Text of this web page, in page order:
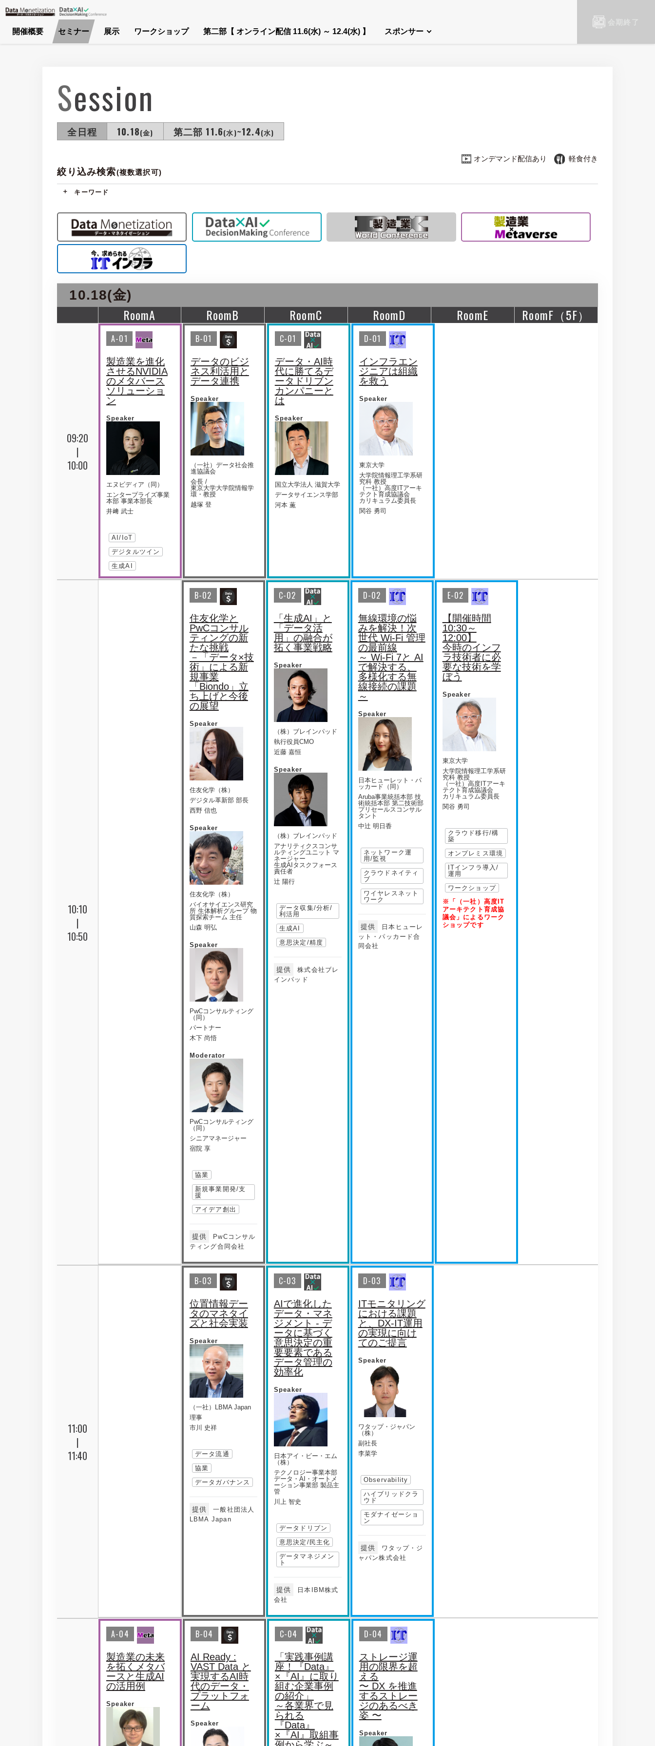
開催概要
セミナー 展示 ワークショップ 第二部【 オンライン配信 11.6(水) ～ 12.4(水) 】 スポンサー
Session
全日程 10.18(金) 第二部 11.6(水)~12.4(水)
オンデマンド配信あり 軽食付き
絞り込み検索(複数選択可)
キーワード
10.18(金)
RoomA RoomB RoomC RoomD RoomE RoomF（5F）
09:20
|
10:00
A-01
製造業を進化
させるNVIDIA
のメタバース
ソリューショ
ン
Speaker
エヌビディア（同）
エンタープライズ事業
本部 事業本部長
井﨑 武士
AI/IoT
デジタルツイン
生成AI
B-01
データのビジ
ネス利活用と
データ連携
Speaker
（一社）データ社会推
進協議会
会長 /
東京大学大学院情報学
環・教授
越塚 登
C-01
データ・AI時
代に勝てるデ
ータドリブン
カンパニーと
は
Speaker
国⽴⼤学法⼈ 滋賀⼤学
データサイエンス学部
河本 薫
D-01
インフラエン
ジニアは組織
を救う
Speaker
東京大学
大学院情報理工学系研
究科 教授
（一社）高度ITアーキ
テクト育成協議会
カリキュラム委員長
関谷 勇司
10:10
|
10:50
B-02
住友化学と
PwCコンサル
ティングの新
たな挑戦
－「データ×技
術」による新
規事業
「Biondo」立
ち上げと今後
の展望
Speaker
住友化学（株）
デジタル革新部 部長
西野 信也
Speaker
住友化学（株）
バイオサイエンス研究
所 生体解析グループ 物
質探索チーム 主任
山森 明弘
Speaker
PwCコンサルティング
（同）
パートナー
木下 尚悟
Moderator
PwCコンサルティング
（同）
シニアマネージャー
宿院 享
協業
新規事業開発/支
援
アイデア創出
提供
PwCコンサル
ティング合同会社
C-02
「生成AI」と
「データ活
用」の融合が
拓く事業戦略
Speaker
（株）ブレインパッド
執行役員CMO
近藤 嘉恒
Speaker
（株）ブレインパッド
アナリティクスコンサ
ルティングユニット マ
ネージャー
生成AIタスクフォース
責任者
辻 陽行
データ収集/分析/
利活用
生成AI
意思決定/精度
提供
株式会社ブレ
インパッド
D-02
無線環境の悩
みを解決！次
世代 Wi-Fi 管理
の最前線
～ Wi-Fi 7と AI
で解決する、
多様化する無
線接続の課題
～
Speaker
日本ヒューレット・パ
ッカード（同）
Aruba事業統括本部 技
術統括本部 第二技術部
プリセールスコンサル
タント
中辻 明日香
ネットワーク運
用/監視
クラウドネイティ
ブ
ワイヤレスネット
ワーク
提供
日本ヒューレ
ット・パッカード合
同会社
E-02
【開催時間
10:30～
12:00】
今時のインフ
ラ技術者に必
要な技術を学
ぼう
Speaker
東京大学
大学院情報理工学系研
究科 教授
（一社）高度ITアーキ
テクト育成協議会
カリキュラム委員長
関谷 勇司
クラウド移行/構
築
オンプレミス環境
ITインフラ導入/
運用
ワークショップ
※「（一社）高度IT
アーキテクト育成協
議会」によるワーク
ショップです
11:00
|
11:40
B-03
位置情報デー
タのマネタイ
ズと社会実装
Speaker
（一社）LBMA Japan
理事
市川 史祥
データ流通
協業
データガバナンス
提供
一般社団法人
LBMA Japan
C-03
AIで進化した
データ・マネ
ジメント - デ
ータに基づく
意思決定の重
要要素である
データ管理の
効率化
Speaker
日本アイ・ビー・エム
（株）
テクノロジー事業本部
データ・AI・オートメ
ーション事業部 製品主
管
川上 智史
データドリブン
意思決定/民主化
データマネジメン
ト
提供
日本IBM株式
会社
D-03
ITモニタリング
における課題
と、DX-IT運用
の実現に向け
てのご提言
Speaker
ワタップ・ジャパン
（株）
副社長
李菜学
Observability
ハイブリッドクラ
ウド
モダナイゼーショ
ン
提供
ワタップ・ジ
ャパン株式会社
A-04
製造業の未来
を拓くメタバ
ースと生成AI
の活用例
Speaker
B-04
AI Ready :
VAST Data と
実現するAI時
代のデータ・
プラットフォ
ーム
Speaker
C-04
「実践事例講
座！『Data』
×『AI』に取り
組む企業事例
の紹介」
～各業界で見
られる
『Data』
×『AI』取組事
D-04
ストレージ運
用の限界を超
える
〜 DX を推進
するストレー
ジのあるべき
姿 〜
Speaker